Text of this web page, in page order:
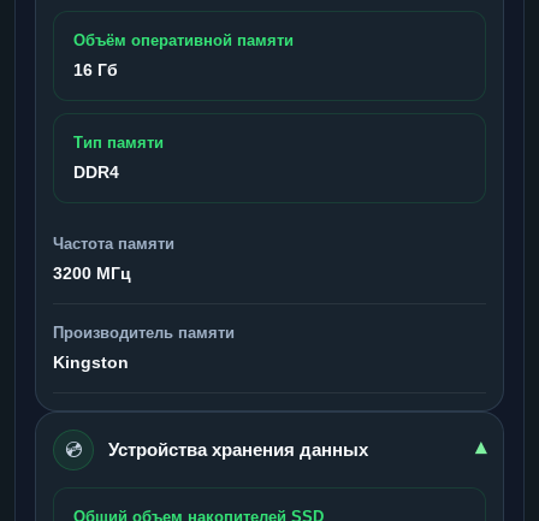
Объём оперативной памяти
16 Гб
Тип памяти
DDR4
Частота памяти
3200 МГц
Производитель памяти
Kingston
💿 Устройства хранения данных ▾
Общий объем накопителей SSD